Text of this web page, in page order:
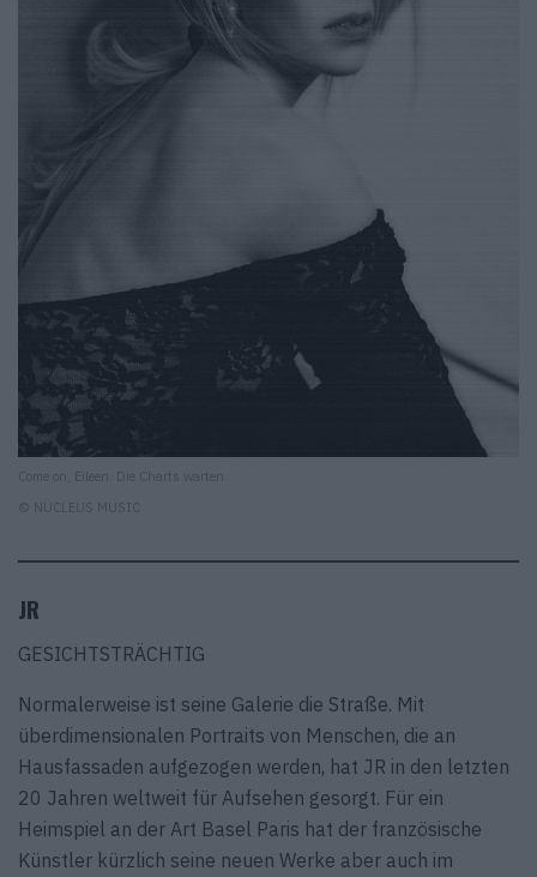
Come on, Eileen. Die Charts warten.
© NUCLEUS MUSIC
JR
GESICHTSTRÄCHTIG
Normalerweise ist seine Galerie die Straße. Mit
überdimensionalen Portraits von Menschen, die an
Hausfassaden aufgezogen werden, hat JR in den letzten
20 Jahren weltweit für Aufsehen gesorgt. Für ein
Heimspiel an der Art Basel Paris hat der französische
Künstler kürzlich seine neuen Werke aber auch im